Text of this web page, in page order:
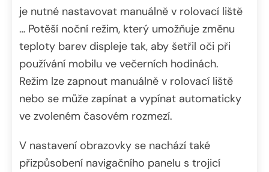
je nutné nastavovat manuálně v rolovací liště
… Potěší noční režim, který umožňuje změnu
teploty barev displeje tak, aby šetřil oči při
používání mobilu ve večerních hodinách.
Režim lze zapnout manuálně v rolovací liště
nebo se může zapínat a vypínat automaticky
ve zvoleném časovém rozmezí.
V nastavení obrazovky se nachází také
přizpůsobení navigačního panelu s trojicí